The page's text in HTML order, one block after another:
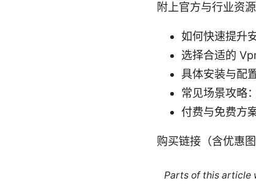
附上官方与行业资
如何快速提升
选择合适的
具体安装与配
常见场景攻略
付费与免费方
购买链接（含优惠
Parts of this article